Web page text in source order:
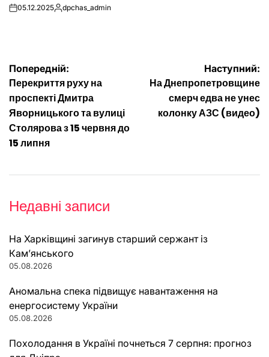
on05.12.2025Опубліковано
dpchas_admin
Навігація
записів
Попередній:
Перекриття руху на
проспекті Дмитра
Яворницького та вулиці
Столярова з 15 червня до
15 липня
Наступний:
На Днепропетровщине
смерч едва не унес
колонку АЗС (видео)
Недавні записи
На Харківщині загинув старший сержант із
Кам’янського
05.08.2026
Аномальна спека підвищує навантаження на
енергосистему України
05.08.2026
Похолодання в Україні почнеться 7 серпня: прогноз